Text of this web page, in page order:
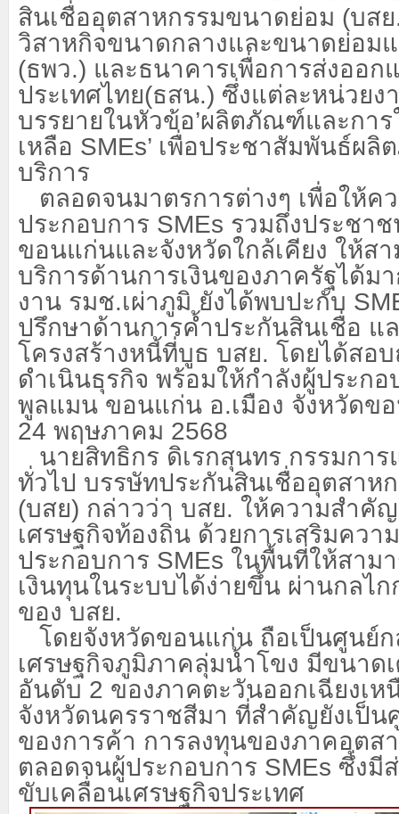
สินเชื่ออุตสาหกรรมขนาดย่อม (บส
วิสาหกิจขนาดกลางและขนาดย่อมแ
(ธพว.) และธนาคารเพื่อการส่งออก
ประเทศไทย(ธสน.) ซึ่งแต่ละหน่วยง
บรรยายในหัวข้อ’ผลิตภัณฑ์และกา
เหลือ SMEs’ เพื่อประชาสัมพันธ์ผ
บริการ
ตลอดจนมาตรการต่างๆ เพื่อให้ค
ประกอบการ SMEs รวมถึงประชา
ขอนแก่นและจังหวัดใกล้เคียง ให้สา
บริการด้านการเงินของภาครัฐได้ม
งาน รมช.เผ่าภูมิ ยังได้พบปะกับ
ปรึกษาด้านการค้ำประกันสินเชื่อ แ
โครงสร้างหนี้ที่บูธ บสย. โดยได้สอ
ดำเนินธุรกิจ พร้อมให้กำลังผู้ประก
พูลแมน ขอนแก่น อ.เมือง จังหวัดข
24 พฤษภาคม 2568
นายสิทธิกร ดิเรกสุนทร กรรมการ
ทั่วไป บรรษัทประกันสินเชื่ออุตสาห
(บสย) กล่าวว่า บสย. ให้ความสำคั
เศรษฐกิจท้องถิ่น ด้วยการเสริมควา
ประกอบการ SMEs ในพื้นที่ให้สาม
เงินทุนในระบบได้ง่ายขึ้น ผ่านกลไ
ของ บสย.
โดยจังหวัดขอนแก่น ถือเป็นศูนย์
เศรษฐกิจภูมิภาคลุ่มน้ำโขง มีขนาด
อันดับ 2 ของภาคตะวันออกเฉียงเห
จังหวัดนครราชสีมา ที่สำคัญยังเป็น
ของการค้า การลงทุนของภาคอุตส
ตลอดจนผู้ประกอบการ SMEs ซึ่ง
ขับเคลื่อนเศรษฐกิจประเทศ